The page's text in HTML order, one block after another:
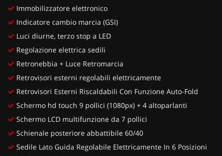
Immobilizzatore elettronico
Indicatore cambio marcia (GSI)
Luci diurne, terzo stop a LED
Regolazione elettrica sedili
Retronebbia + Luce Retromarcia
Retrovisori esterni regolabili elettricamente
Retrovisori Esterni Riscaldabili Con Funzione Auto-Fold
Schermo hd touch 9 pollici (1080px) + 4 altoparlanti
Schermo LCD multifunzione da 7 pollici
Schienale posteriore abbattibile 60/40
Sedile Lato Guida Regolabile Elettricamente In 6 Posizioni